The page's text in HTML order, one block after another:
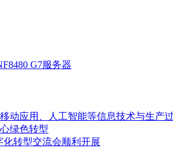
G7服务器
动应用、人工智能等信息技术与生产
绿色转型
化转型交流会顺利开展